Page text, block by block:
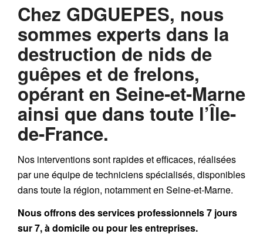
Chez GDGUEPES, nous
sommes experts dans la
destruction de nids de
guêpes et de frelons,
opérant en Seine-et-Marne
ainsi que dans toute l’Île-
de-France.
Nos interventions sont rapides et efficaces, réalisées
par une équipe de techniciens spécialisés, disponibles
dans toute la région, notamment en Seine-et-Marne.
Nous offrons des services professionnels 7 jours
sur 7, à domicile ou pour les entreprises.